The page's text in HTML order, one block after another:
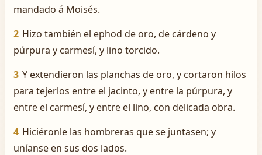
mandado á Moisés.
2 Hizo también el ephod de oro, de cárdeno y
púrpura y carmesí, y lino torcido.
3 Y extendieron las planchas de oro, y cortaron hilos
para tejerlos entre el jacinto, y entre la púrpura, y
entre el carmesí, y entre el lino, con delicada obra.
4 Hiciéronle las hombreras que se juntasen; y
uníanse en sus dos lados.